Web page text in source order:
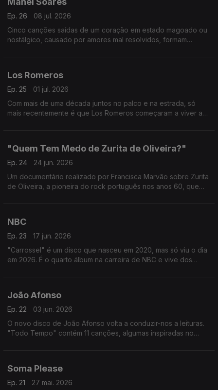
Ep. 26
08 jul. 2026
Cinco canções saídas de um coração em estado magoado ou
nostálgico, causado por amores mal resolvidos, formam
Los Romeros
Ep. 25
01 jul. 2026
Com mais de uma década juntos no palco e na estrada, só
mais recentemente é que Los Romeros começaram a viver a
"Quem Tem Medo de Zurita de Oliveira?"
Ep. 24
24 jun. 2026
Um documentário realizado por Francisca Marvão sobre Zurita
de Oliveira, a pioneira do rock português nos anos 60, que
NBC
Ep. 23
17 jun. 2026
"Carrossel" é um disco que nasceu em 2020, mas só viu o dia
em 2026. É o quarto álbum na carreira de NBC e vive dos
João Afonso
Ep. 22
03 jun. 2026
O novo disco de João Afonso volta a conduzir-nos a leituras.
"Todo Tempo" contém 11 canções, algumas inspiradas no
Soma Please
Ep. 21
27 mai. 2026